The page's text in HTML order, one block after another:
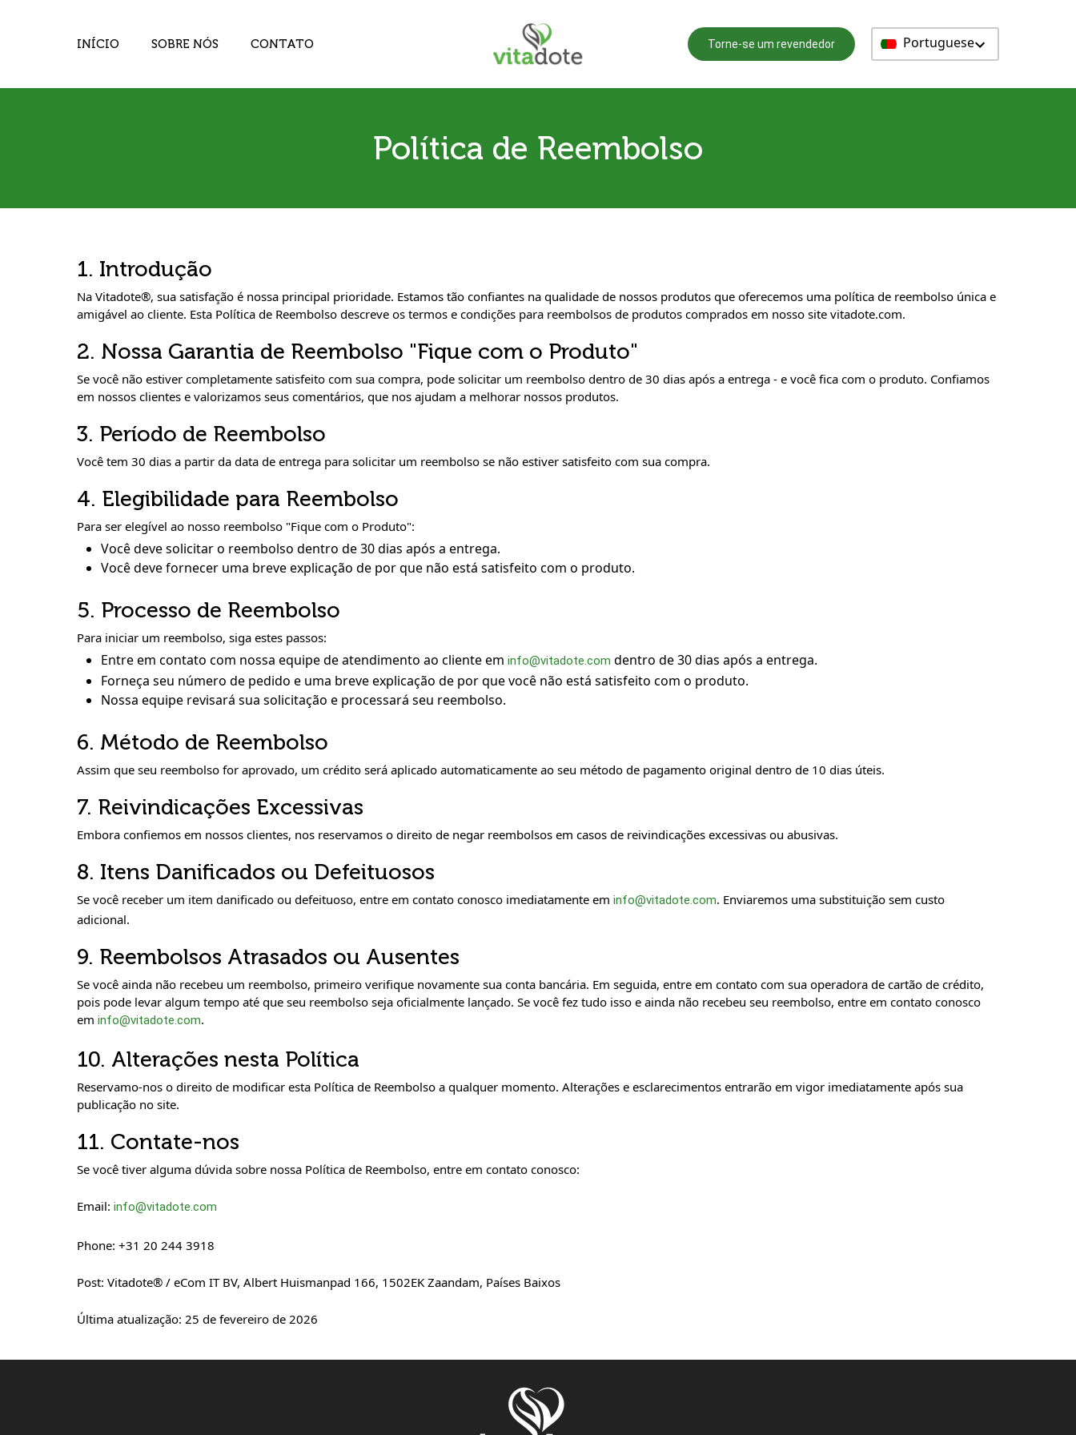
INÍCIO SOBRE NÓS CONTATO Torne-se um revendedor Portuguese
Política de Reembolso
1. Introdução
Na Vitadote®, sua satisfação é nossa principal prioridade. Estamos tão confiantes na qualidade de nossos produtos que oferecemos uma política de reembolso única e
amigável ao cliente. Esta Política de Reembolso descreve os termos e condições para reembolsos de produtos comprados em nosso site vitadote.com.
2. Nossa Garantia de Reembolso "Fique com o Produto"
Se você não estiver completamente satisfeito com sua compra, pode solicitar um reembolso dentro de 30 dias após a entrega - e você fica com o produto. Confiamos
em nossos clientes e valorizamos seus comentários, que nos ajudam a melhorar nossos produtos.
3. Período de Reembolso
Você tem 30 dias a partir da data de entrega para solicitar um reembolso se não estiver satisfeito com sua compra.
4. Elegibilidade para Reembolso
Para ser elegível ao nosso reembolso "Fique com o Produto":
Você deve solicitar o reembolso dentro de 30 dias após a entrega.
Você deve fornecer uma breve explicação de por que não está satisfeito com o produto.
5. Processo de Reembolso
Para iniciar um reembolso, siga estes passos:
Entre em contato com nossa equipe de atendimento ao cliente em info@vitadote.com dentro de 30 dias após a entrega.
Forneça seu número de pedido e uma breve explicação de por que você não está satisfeito com o produto.
Nossa equipe revisará sua solicitação e processará seu reembolso.
6. Método de Reembolso
Assim que seu reembolso for aprovado, um crédito será aplicado automaticamente ao seu método de pagamento original dentro de 10 dias úteis.
7. Reivindicações Excessivas
Embora confiemos em nossos clientes, nos reservamos o direito de negar reembolsos em casos de reivindicações excessivas ou abusivas.
8. Itens Danificados ou Defeituosos
Se você receber um item danificado ou defeituoso, entre em contato conosco imediatamente em info@vitadote.com. Enviaremos uma substituição sem custo
adicional.
9. Reembolsos Atrasados ou Ausentes
Se você ainda não recebeu um reembolso, primeiro verifique novamente sua conta bancária. Em seguida, entre em contato com sua operadora de cartão de crédito,
pois pode levar algum tempo até que seu reembolso seja oficialmente lançado. Se você fez tudo isso e ainda não recebeu seu reembolso, entre em contato conosco
em info@vitadote.com.
10. Alterações nesta Política
Reservamo-nos o direito de modificar esta Política de Reembolso a qualquer momento. Alterações e esclarecimentos entrarão em vigor imediatamente após sua
publicação no site.
11. Contate-nos
Se você tiver alguma dúvida sobre nossa Política de Reembolso, entre em contato conosco:
Email: info@vitadote.com
Phone: +31 20 244 3918
Post: Vitadote® / eCom IT BV, Albert Huismanpad 166, 1502EK Zaandam, Países Baixos
Última atualização: 25 de fevereiro de 2026